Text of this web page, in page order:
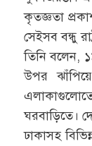
কৃতজ্ঞতা
সেইসব বন্ধু
তিনি বলেন,
উপর
ঘরবাড়িতে।
ঢাকাসহ